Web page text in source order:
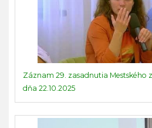
Záznam 29. zasadnutia Mestského
dňa 22.10.2025